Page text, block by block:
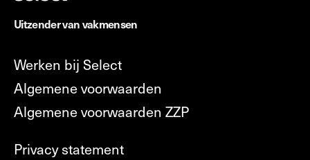
Uitzender van vakmensen
Werken bij Select
Algemene voorwaarden
Algemene voorwaarden ZZP
Privacy statement